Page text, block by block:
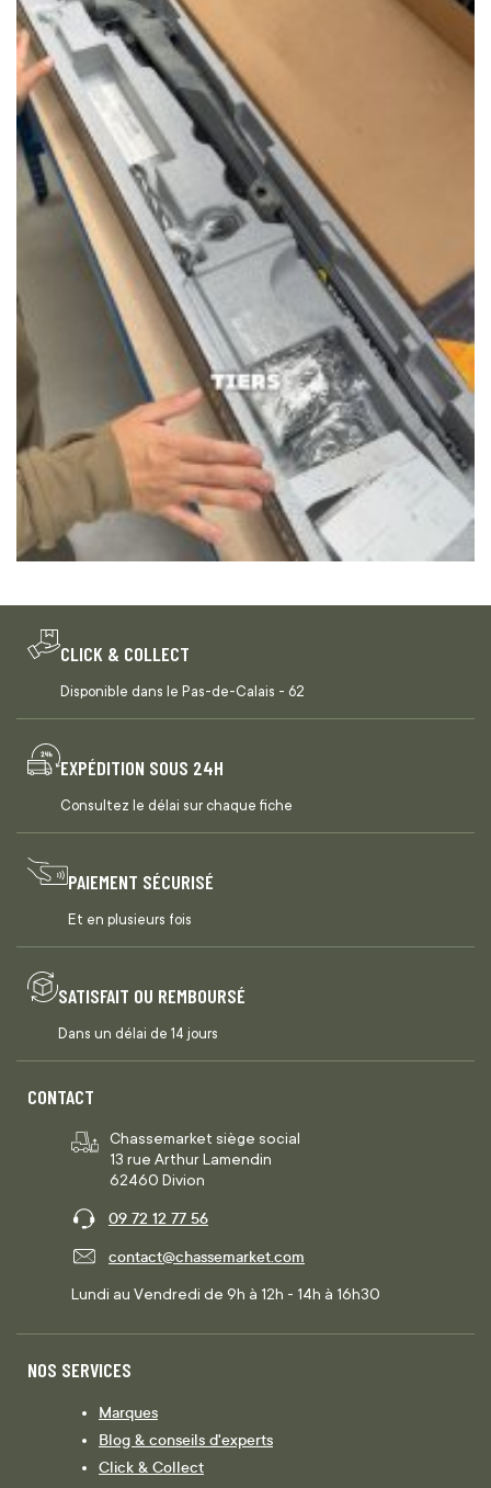
CLICK & COLLECT
Disponible dans le Pas-de-Calais - 62
EXPÉDITION SOUS 24H
Consultez le délai sur chaque fiche
PAIEMENT SÉCURISÉ
Et en plusieurs fois
SATISFAIT OU REMBOURSÉ
Dans un délai de 14 jours
CONTACT
Chassemarket siège social
13 rue Arthur Lamendin
62460 Divion
09 72 12 77 56
contact@chassemarket.com
Lundi au Vendredi de 9h à 12h - 14h à 16h30
NOS SERVICES
Marques
Blog & conseils d'experts
Click & Collect